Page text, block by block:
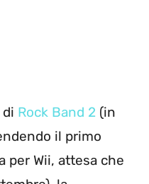
Rock Band 2 (in
il primo
per Wii, attesa che